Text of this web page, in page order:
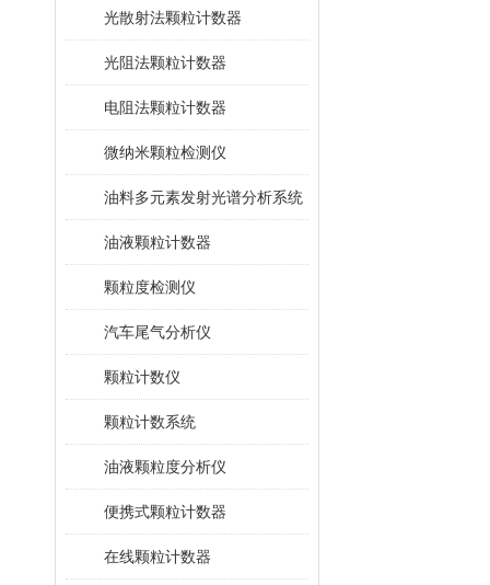
光散射法颗粒计数器
光阻法颗粒计数器
电阻法颗粒计数器
微纳米颗粒检测仪
油料多元素发射光谱分析系统
油液颗粒计数器
颗粒度检测仪
汽车尾气分析仪
颗粒计数仪
颗粒计数系统
油液颗粒度分析仪
便携式颗粒计数器
在线颗粒计数器